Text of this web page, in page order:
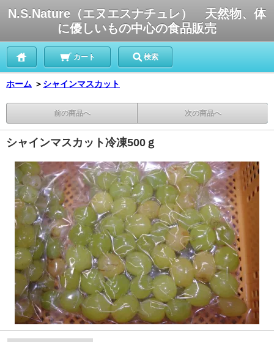
N.S.Nature（エヌエスナチュレ） 天然物、体
に優しいもの中心の食品販売
カート 検索
ホーム ＞ シャインマスカット
前の商品へ 次の商品へ
シャインマスカット冷凍500ｇ